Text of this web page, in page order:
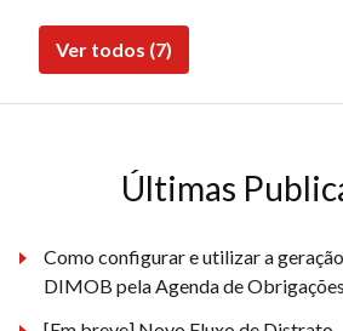
Ver todos (7)
Últimas
Como configurar e utilizar a
DIMOB pela Agenda de